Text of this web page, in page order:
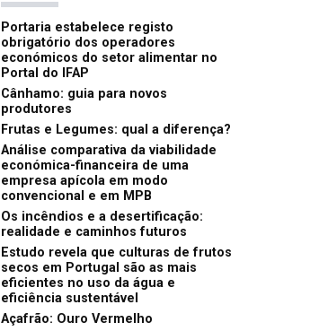
Portaria estabelece registo
obrigatório dos operadores
económicos do setor alimentar no
Portal do IFAP
Cânhamo: guia para novos
produtores
Frutas e Legumes: qual a diferença?
Análise comparativa da viabilidade
económica-financeira de uma
empresa apícola em modo
convencional e em MPB
Os incêndios e a desertificação:
realidade e caminhos futuros
Estudo revela que culturas de frutos
secos em Portugal são as mais
eficientes no uso da água e
eficiência sustentável
Açafrão: Ouro Vermelho